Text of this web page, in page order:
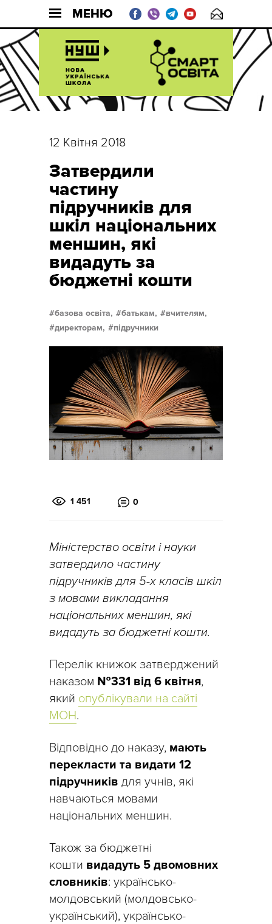
МЕНЮ
12 Квітня 2018
Затвердили
частину
підручників для
шкіл національних
меншин, які
видадуть за
бюджетні кошти
базова освіта, батькам,
вчителям,
директорам,
підручники
1 451 0
Міністерство освіти і науки
затвердило частину
підручників для 5-х класів шкіл
з мовами викладання
національних меншин, які
видадуть за бюджетні кошти.
Перелік книжок затверджений
наказом №331 від 6 квітня,
який опублікували на сайті
МОН.
Відповідно до наказу, мають
перекласти та видати 12
підручників для учнів, які
навчаються мовами
національних меншин.
Також за бюджетні
кошти видадуть 5 двомовних
словників: українсько-
молдовський (молдовсько-
український), українсько-